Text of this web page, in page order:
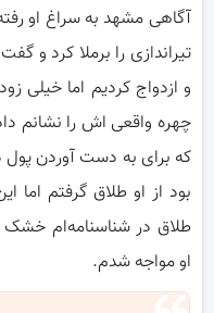
آگاهی مشهد به سراغ او
تیراندازی را برملا کرد و
و ازدواج کردیم اما خیلی
چهره واقعی اش را نشانم
که برای به دست آوردن
بود از او طلاق گرفتم اما
طلاق در شناسنامه‌ام
او مواجه شدم.